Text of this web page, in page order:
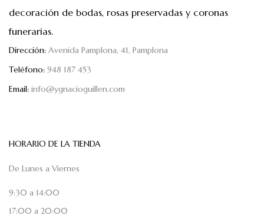
decoración de bodas, rosas preservadas y coronas
funerarias.
Dirección: Avenida Pamplona, 41, Pamplona
Teléfono: 948 187 453
Email: info@ygnacioguillen.com
HORARIO DE LA TIENDA
De Lunes a Viernes
9:30 a 14:00
17:00 a 20:00